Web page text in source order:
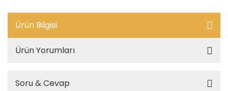
Ürün Bilgisi
Ürün Yorumları
Soru & Cevap